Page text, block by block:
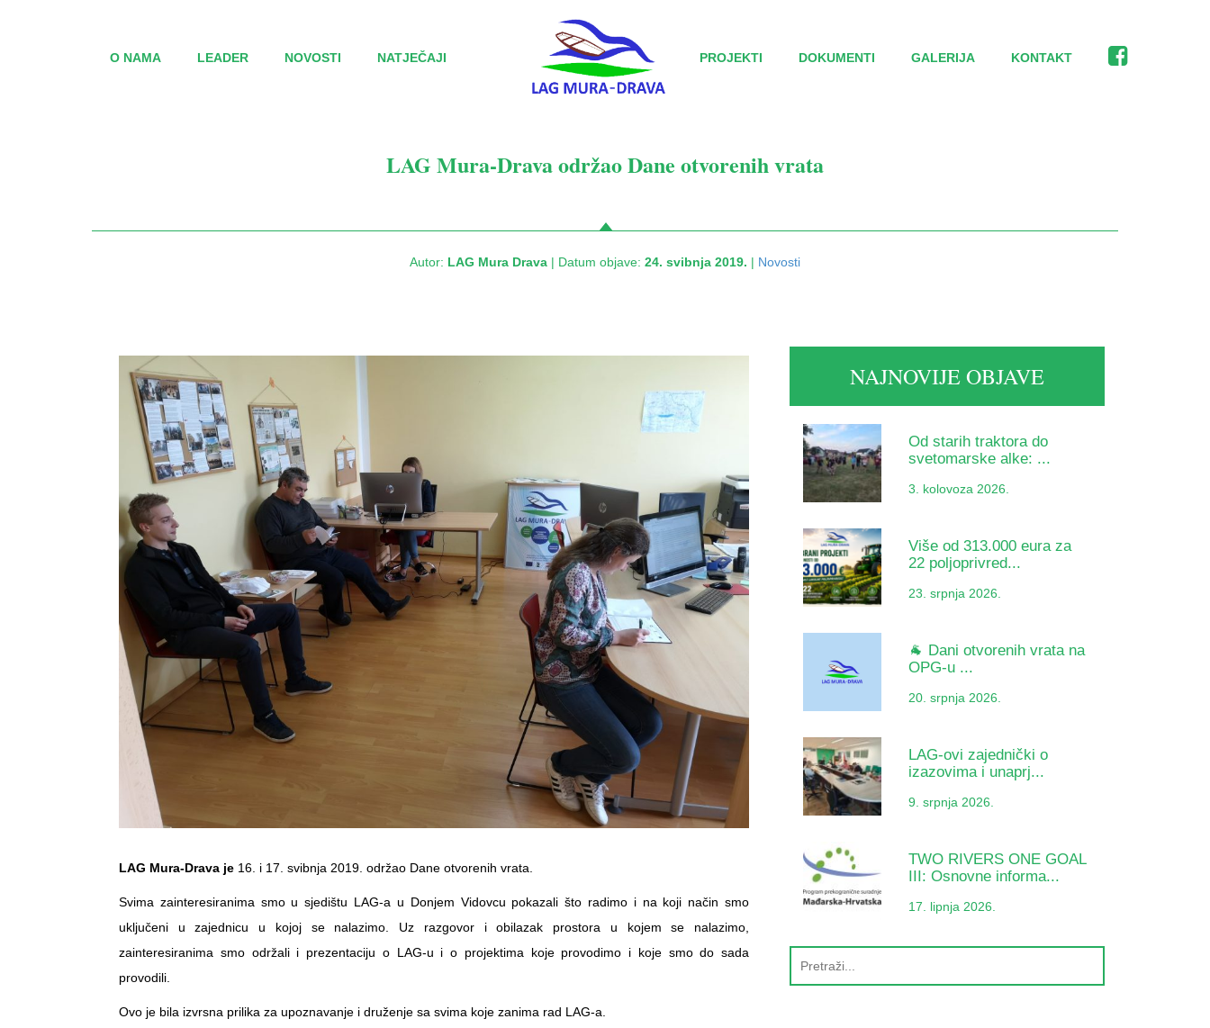
O NAMA LEADER NOVOSTI NATJEČAJI PROJEKTI DOKUMENTI GALERIJA KONTAKT
LAG Mura-Drava održao Dane otvorenih vrata
Autor: LAG Mura Drava | Datum objave: 24. svibnja 2019. | Novosti
LAG Mura-Drava je 16. i 17. svibnja 2019. održao Dane otvorenih vrata.
Svima zainteresiranima smo u sjedištu LAG-a u Donjem Vidovcu pokazali što radimo i na koji način smo
uključeni u zajednicu u kojoj se nalazimo. Uz razgovor i obilazak prostora u kojem se nalazimo,
zainteresiranima smo održali i prezentaciju o LAG-u i o projektima koje provodimo i koje smo do sada
provodili.
Ovo je bila izvrsna prilika za upoznavanje i druženje sa svima koje zanima rad LAG-a.
NAJNOVIJE OBJAVE
Od starih traktora do
svetomarske alke: ...
3. kolovoza 2026.
Više od 313.000 eura za
22 poljoprivred...
23. srpnja 2026.
🐐 Dani otvorenih vrata na
OPG-u ...
20. srpnja 2026.
LAG-ovi zajednički o
izazovima i unaprj...
9. srpnja 2026.
TWO RIVERS ONE GOAL
III: Osnovne informa...
17. lipnja 2026.